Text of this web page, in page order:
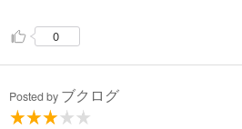
0
Posted by ブクログ